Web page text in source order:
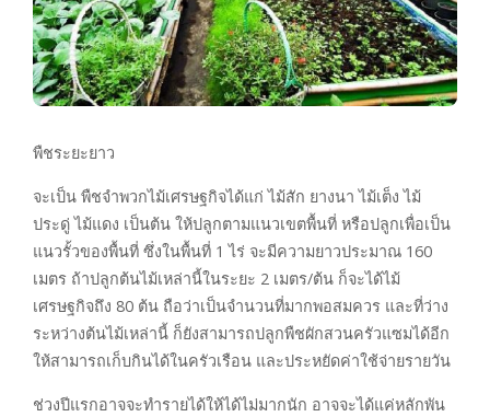
พืชระยะยาว
จะเป็น พืชจำพวกไม้เศรษฐกิจได้แก่ ไม้สัก ยางนา ไม้เต็ง ไม้
ประดู่ ไม้แดง เป็นต้น ให้ปลูกตามแนวเขตพื้นที่ หรือปลูกเพื่อเป็น
แนวรั้วของพื้นที่ ซึ่งในพื้นที่ 1 ไร่ จะมีความยาวประมาณ 160
เมตร ถ้าปลูกต้นไม้เหล่านี้ในระยะ 2 เมตร/ต้น ก็จะได้ไม้
เศรษฐกิจถึง 80 ต้น ถือว่าเป็นจำนวนที่มากพอสมควร และที่ว่าง
ระหว่างต้นไม้เหล่านี้ ก็ยังสามารถปลูกพืชผักสวนครัวแซมได้อีก
ให้สามารถเก็บกินได้ในครัวเรือน และประหยัดค่าใช้จ่ายรายวัน
ช่วงปีแรกอาจจะทำรายได้ให้ได้ไม่มากนัก อาจจะได้แค่หลักพัน